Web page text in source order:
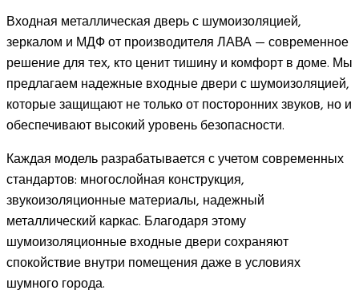
Входная металлическая дверь с шумоизоляцией,
зеркалом и МДФ от производителя ЛАВА — современное
решение для тех, кто ценит тишину и комфорт в доме. Мы
предлагаем надежные входные двери с шумоизоляцией,
которые защищают не только от посторонних звуков, но и
обеспечивают высокий уровень безопасности.
Каждая модель разрабатывается с учетом современных
стандартов: многослойная конструкция,
звукоизоляционные материалы, надежный
металлический каркас. Благодаря этому
шумоизоляционные входные двери сохраняют
спокойствие внутри помещения даже в условиях
шумного города.